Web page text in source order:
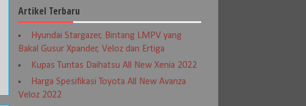
Artikel Terbaru
Hyundai Stargazer, Bintang LMPV yang
Bakal Gusur Xpander, Veloz dan Ertiga
Kupas Tuntas Daihatsu All New Xenia 2022
Harga Spesifikasi Toyota All New Avanza
Veloz 2022